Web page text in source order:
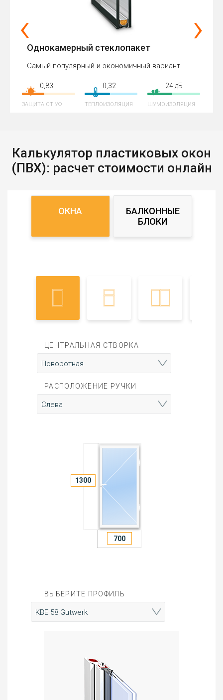
Однокамерный стеклопакет
Самый популярный и экономичный вариант
0,83
ЗАЩИТА ОТ УФ
0,32
ТЕПЛОИЗОЛЯЦИЯ
24 дБ
ШУМОИЗОЛЯЦИЯ
‹ ›
Калькулятор пластиковых окон
(ПВХ): расчет стоимости онлайн
ОКНА
БАЛКОННЫЕ
БЛОКИ
ЦЕНТРАЛЬНАЯ СТВОРКА
РАСПОЛОЖЕНИЕ РУЧКИ
ВЫБЕРИТЕ ПРОФИЛЬ